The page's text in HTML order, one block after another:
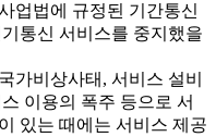
업법에 규정된 기간통신
통신 서비스를 중지했을
가비상사태, 서비스 설비
이용의 폭주 등으로 서
있는 때에는 서비스 제공